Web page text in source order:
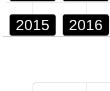
2015 2016